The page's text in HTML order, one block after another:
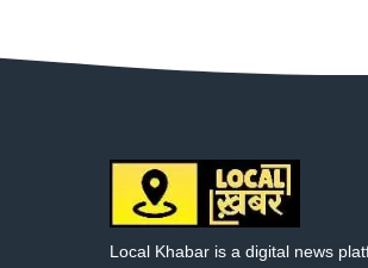
Local Khabar is a digital news